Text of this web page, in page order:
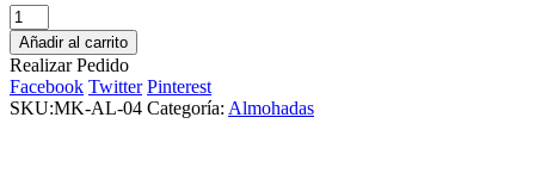
Almohada
Memory
Foam
Cervical
MKCERV
cantidad
Añadir al carrito
Realizar Pedido
Facebook Twitter Pinterest
SKU:MK-AL-04 Categoría: Almohadas